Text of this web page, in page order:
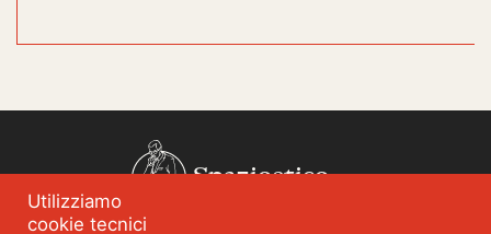
Spazioetico
Utilizziamo
cookie tecnici